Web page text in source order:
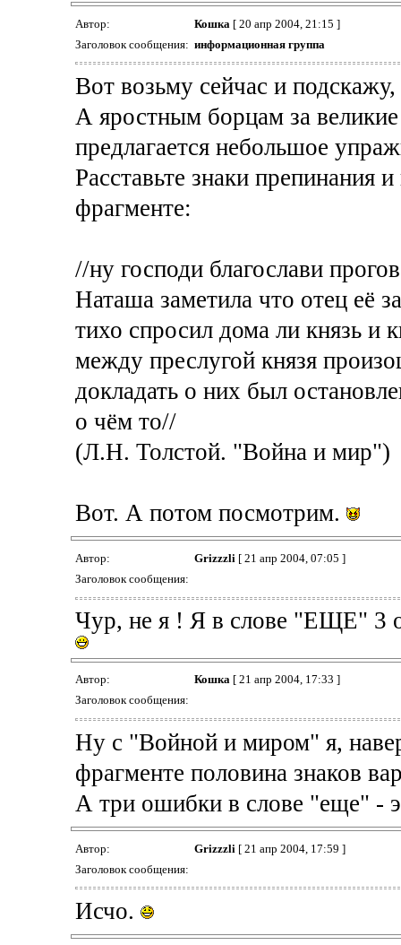
Автор: Кошка [ 20 апр 2004, 21:15 ]
Заголовок сообщения: информационная группа
Вот возьму сейчас и
А яростным борцам за
предлагается небольшое
Расставьте знаки
фрагменте:
//ну господи благослави
Наташа заметила что отец её
тихо спросил дома ли князь и
между преслугой князя
докладать о них был
о чём то//
(Л.Н. Толстой. "Война и мир")
Вот. А потом посмотрим.
Автор: Grizzzli [ 21 апр 2004, 07:05 ]
Заголовок сообщения:
Чур, не я ! Я в слове "ЕЩЕ" 3
Автор: Кошка[ 21 апр 2004, 17:33 ]
Заголовок сообщения:
Ну с "Войной и миром" я,
фрагменте половина знаков
А три ошибки в слове "еще" -
Автор: Grizzzli [ 21 апр 2004, 17:59 ]
Заголовок сообщения:
Исчо.